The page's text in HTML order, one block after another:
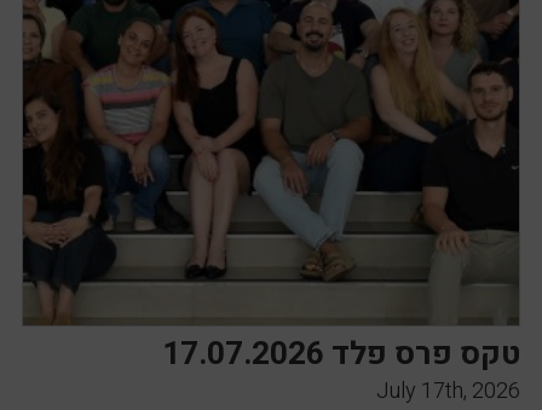
טקס פרס פלד 17.07.2026
July 17th, 2026